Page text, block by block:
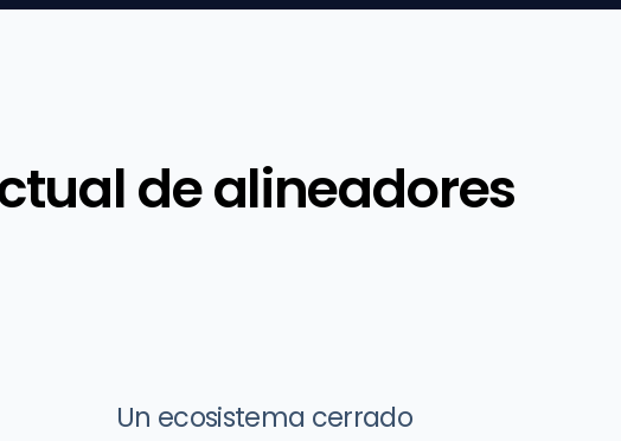
de alineadores
Un ecosistema cerrado